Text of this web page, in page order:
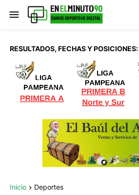
RESULTADOS, FECHAS Y POSICIONES:
Inicio Deportes